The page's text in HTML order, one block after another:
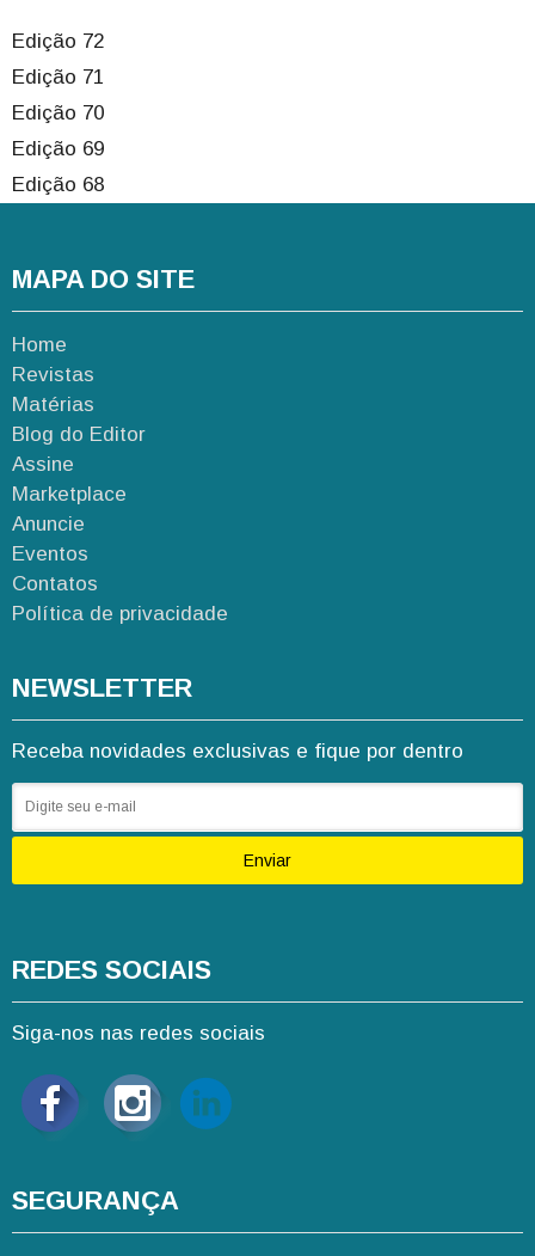
Edição 72
Edição 71
Edição 70
Edição 69
Edição 68
MAPA DO SITE
Home
Revistas
Matérias
Blog do Editor
Assine
Marketplace
Anuncie
Eventos
Contatos
Política de privacidade
NEWSLETTER
Receba novidades exclusivas e fique por dentro
Enviar
REDES SOCIAIS
Siga-nos nas redes sociais
SEGURANÇA